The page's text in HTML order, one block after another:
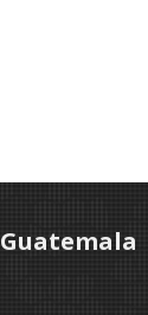
Guatemala